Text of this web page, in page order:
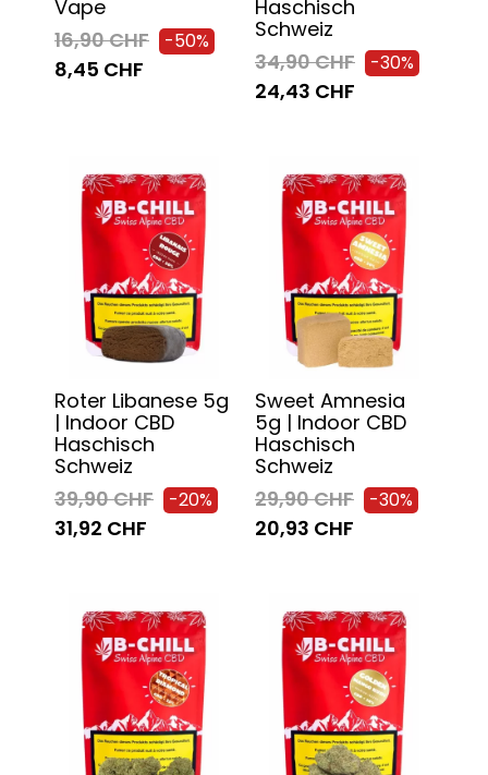
Vape
16,90 CHF
-50%
8,45 CHF
Haschisch
Schweiz
34,90 CHF
-30%
24,43 CHF
Roter Libanese 5g
| Indoor CBD
Haschisch
Schweiz
39,90 CHF
-20%
31,92 CHF
Sweet Amnesia
5g | Indoor CBD
Haschisch
Schweiz
29,90 CHF
-30%
20,93 CHF